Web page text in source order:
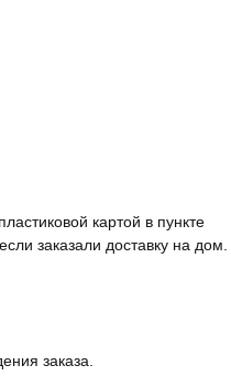
картой в пункте
заказали доставку на дом.
заказа.